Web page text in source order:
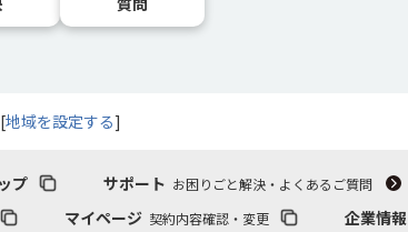
[地域を設定する]
プ サポート お困りごと解決・よくあるご質問
マイページ 契約内容確認・変更 企業情報